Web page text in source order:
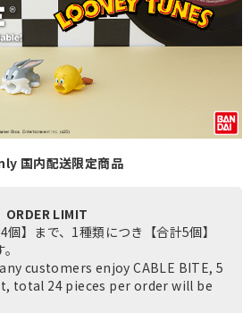
国内配送限定商品
ORDER LIMIT
】まで、1種類につき【合計5個】
customers enjoy CABLE BITE, 5
total 24 pieces per order will be